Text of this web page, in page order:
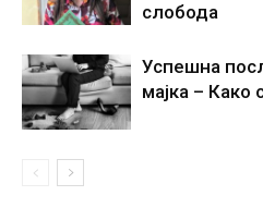
слобода
Успешна
мајка – Како